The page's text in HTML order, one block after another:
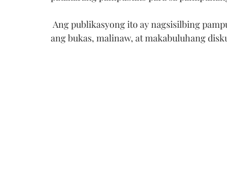
ang bukas, malinaw, at makabuluhang